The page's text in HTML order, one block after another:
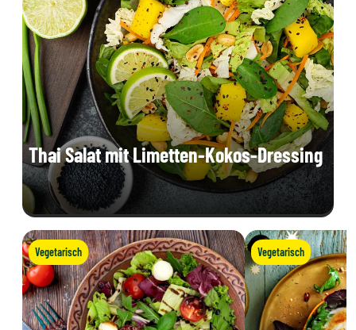
Thai Salat mit Limetten-Kokos-Dressing
Vegetarisch Vegetarisch